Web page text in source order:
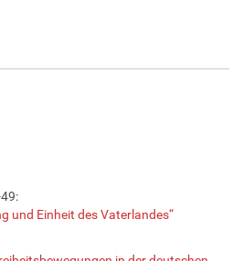
und Einheit des Vaterlandes“